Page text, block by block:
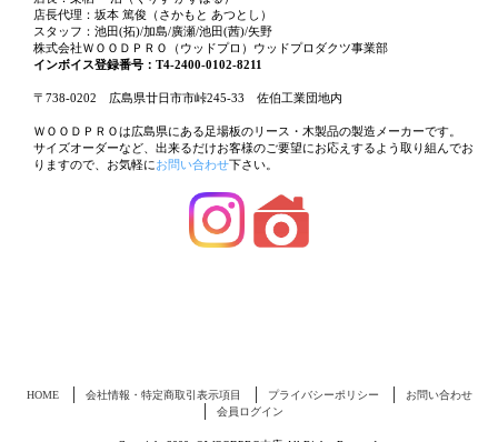
店長代理：坂本 篤俊（さかもと あつとし）
スタッフ：池田(拓)/加島/廣瀬/池田(茜)/矢野
株式会社ＷＯＯＤＰＲＯ（ウッドプロ）ウッドプロダクツ事業部
インボイス登録番号：T4-2400-0102-8211
〒738-0202 広島県廿日市市峠245-33 佐伯工業団地内
ＷＯＯＤＰＲＯは広島県にある足場板のリース・木製品の製造メーカーです。
サイズオーダーなど、出来るだけお客様のご要望にお応えするよう取り組んでお
りますので、お気軽にお問い合わせ下さい。
HOME 会社情報・特定商取引表示項目 プライバシーポリシー
お問い合わせ
会員ログイン